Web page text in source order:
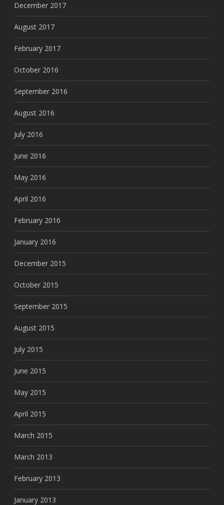
December 2017
August 2017
February 2017
October 2016
September 2016
August 2016
July 2016
June 2016
May 2016
April 2016
February 2016
January 2016
December 2015
October 2015
September 2015
August 2015
July 2015
June 2015
May 2015
April 2015
March 2015
March 2013
February 2013
January 2013